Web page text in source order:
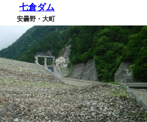
七倉ダム
安曇野・大町